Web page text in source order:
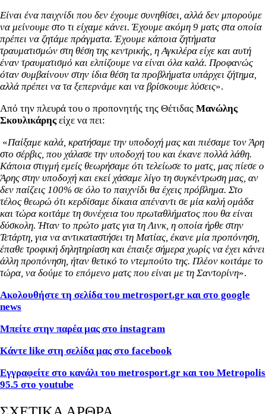
Είναι ένα παιχνίδι που δεν έχουμε συνηθίσει, αλλά δεν μπορούμε
να μείνουμε στο τι είχαμε κάνει. Έχουμε ακόμη 9 ματς στα οποία
πρέπει να ζητάμε πράγματα. Έχουμε κάποια ζητήματα
τραυματισμών στη θέση της κεντρικής, η Αγκιλέρα είχε και αυτή
έναν τραυματισμό και ελπίζουμε να είναι όλα καλά. Προφανώς
όταν συμβαίνουν στην ίδια θέση τα προβλήματα υπάρχει ζήτημα,
αλλά πρέπει να τα ξεπερνάμε και να βρίσκουμε λύσεις».
Από την πλευρά του ο προπονητής της Θέτιδας Μανώλης
Σκουλικάρηςείχε να πει:
«Παίξαμε καλά, κρατήσαμε την υποδοχή μας και πιέσαμε τον Άρη
στο σέρβις, που χάλασε την υποδοχή του και έκανε πολλά λάθη.
Κάποια στιγμή εμείς θεωρήσαμε ότι τελείωσε το ματς, μας πίεσε ο
Άρης στην υποδοχή και εκεί χάσαμε λίγο τη συγκέντρωση μας, αν
δεν παίζεις 100% σε όλο το παιχνίδι θα έχεις πρόβλημα. Στο
τέλος θεωρώ ότι κερδίσαμε δίκαια απέναντι σε μία καλή ομάδα
και τώρα κοιτάμε τη συνέχεια του πρωταθλήματος που θα είναι
δύσκολη. Ήταν το πρώτο ματς για τη Λινκ, η οποία ήρθε στην
Τετάρτη, για να αντικαταστήσει τη Ματίας, έκανε μία προπόνηση,
έπαθε τροφική δηλητηρίαση και έπαιξε σήμερα χωρίς να έχει κάνει
άλλη προπόνηση, ήταν θετικό το ντεμπούτο της. Πλέον κοιτάμε το
τώρα, να δούμε το επόμενο ματς που είναι με τη Σαντορίνη».
Ακολουθήστε τη σελίδα του metrosport.gr και στο google
news
Μπείτε στην παρέα μας στο instagram
Κάντε like στη σελίδα μας στο facebook
Εγγραφείτε στο κανάλι του metrosport.gr και του Metropolis
95.5 στο youtube